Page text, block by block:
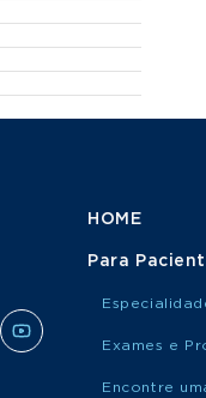
HOME
Para
Exames e
Encontre